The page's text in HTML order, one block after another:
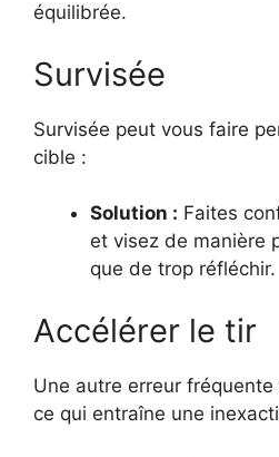
équilibrée.
Survisée
Survisée peut vous faire
cible :
Solution : Faites
et visez de manière
que de trop réfléchir.
Accélérer le tir
Une autre erreur fréquente
ce qui entraîne une